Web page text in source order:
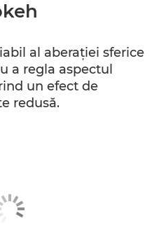
al aberaţiei sferice
a regla aspectul
un efect de
redusă.